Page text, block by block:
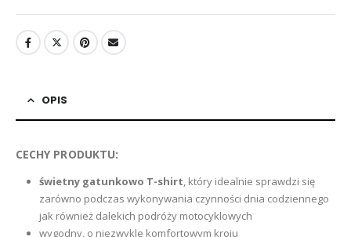
OPIS
CECHY PRODUKTU:
świetny gatunkowo T-shirt , który idealnie sprawdzi się
zarówno podczas wykonywania czynności dnia codziennego
jak również dalekich podróży motocyklowych
wygodny, o niezwykle komfortowym kroju